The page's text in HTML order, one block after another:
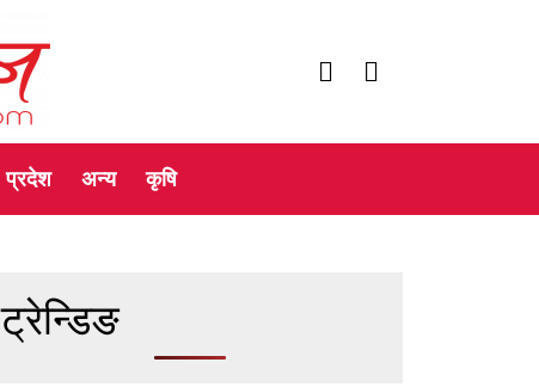
प्रदेश अन्य कृषि
ट्रेन्डिङ